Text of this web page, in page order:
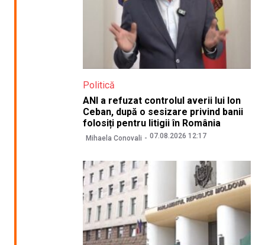
Politică
ANI a refuzat controlul averii lui Ion
Ceban, după o sesizare privind banii
folosiți pentru litigii în România
Mihaela Conovali 07.08.2026 12:17